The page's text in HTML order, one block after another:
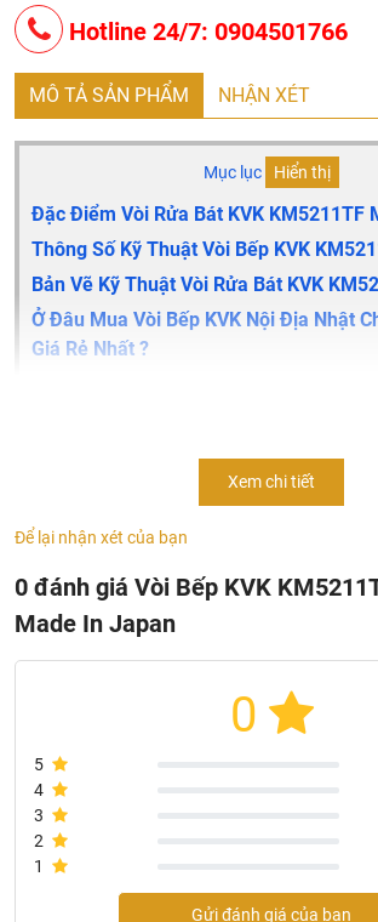
Hotline 24/7: 0904501766
MÔ TẢ SẢN PHẨM NHẬN XÉT
Mục lục Hiển thị
Đặc Điểm Vòi Rửa Bát KVK KM5211TF
Thông Số Kỹ Thuật Vòi Bếp KVK
Bản Vẽ Kỹ Thuật Vòi Rửa Bát KVK
Ở Đâu Mua Vòi Bếp KVK Nội Địa Nhật
Giá Rẻ Nhất ?
cũng sáng bóng sạch sẽ. Vòi bếp KVK
Đặc điểm vòi rửa bát KVKKM5211TF
Xem chi tiết
Để lại nhận xét của bạn
0 đánh giá Vòi Bếp KVK
Made In Japan
0
5
4
3
2
1
Gửi đánh giá của bạn